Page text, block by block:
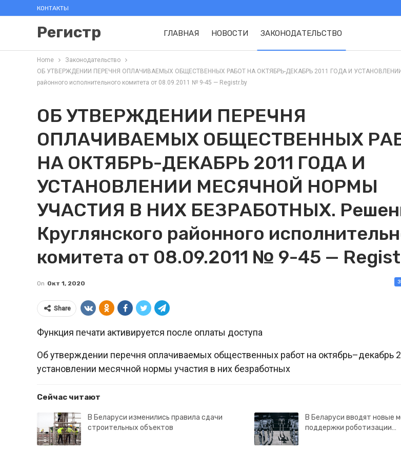
КОНТАКТЫ
Регистр ГЛАВНАЯ НОВОСТИ ЗАКОНОДАТЕЛЬСТВО
Home
Законодательство
ОБ УТВЕРЖДЕНИИ ПЕРЕЧНЯ ОПЛАЧИВАЕМЫХ ОБЩЕСТВЕННЫХ РАБОТ НА ОКТЯБРЬ-ДЕКАБРЬ 2011 ГОДА И
районного исполнительного комитета от 08.09.2011 № 9-45 — Registr.by
ОБ УТВЕРЖДЕНИИ ПЕРЕЧНЯ
ОПЛАЧИВАЕМЫХ ОБЩЕСТВЕННЫХ
НА ОКТЯБРЬ-ДЕКАБРЬ 2011 ГОДА И
УСТАНОВЛЕНИИ МЕСЯЧНОЙ НОРМЫ
УЧАСТИЯ В НИХ БЕЗРАБОТНЫХ.
Круглянского районного
комитета от 08.09.2011 № 9-45 —
On Окт 1, 2020
Share
Функция печати активируется после оплаты доступа
Об утверждении перечня оплачиваемых общественных работ на октябрь–декабрь
установлении месячной нормы участия в них безработных
Сейчас читают
В Беларуси изменились правила сдачи
строительных объектов
В Беларуси вводят новые
поддержки роботизации…